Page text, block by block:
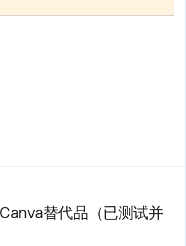
替代品（已测试并